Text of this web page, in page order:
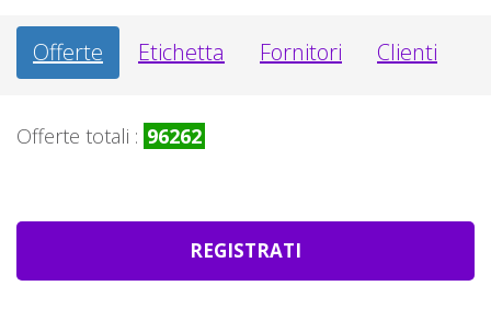
Offerte Etichetta Fornitori Clienti
Offerte totali : 96262
REGISTRATI